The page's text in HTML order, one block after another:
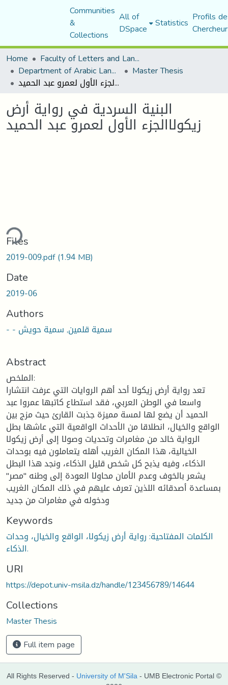
Communities
&
Collections
All of
DSpace Statistics Profils
Home
Faculty of Letters and Languages
Department of Arabic Language and Literature Master Thesis
البنية السردية في رواية أرض زيكولاالجزء الأول لعمرو عبد الحميد
البنية السردية في رواية أرض
زيكولاالجزء الأول لعمرو عبد الحميد
Files
2019-009.pdf(1.94 MB)
Date
2019-06
Authors
- - سمية قلمين, سمية حويش
Abstract
الملخص:
تعد رواية أرض زيكولا أحد أهم الروايات التي عرفت انتشارا
واسعا في الوطن العربي، فقد استطاع كاتبها عمروا عبد
الحميد أن يضع لها لمسة مميزة جذبت القارئ حيث مزج بين
الواقع والخيال، انطلاقا من الأحداث الواقعية التي عاشها بطل
الرواية خالد من مغامرات وتحديات وصولا إلى أرض زيكولا
الخيالية، هذا المكان الغريب أهله يتعاملون فيه بوحدات
الذكاء، وفيه يذبح كل شخص قليل الذكاء، ونجد هذا البطل
يشعر بالخوف وعدم الأمان محاولا العودة إلى وطنه "مصر"
بمساعدة أصدقائه اللذين تعرف عليهم في ذلك المكان الغريب
ودخوله في مغامرات من جديد
Keywords
الكلمات المفتاحية: رواية أرض زيكولا، الواقع والخيال، وحدات
الذكاء.
URI
https://depot.univ-msila.dz/handle/123456789/14644
Collections
Master Thesis
Full item page
All Rights Reserved - University of M'Sila - UMB Electronic Portal ©